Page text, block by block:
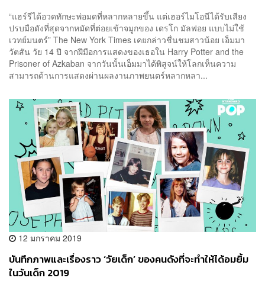
“แฮร์รีได้อวดทักษะพ่อมดที่หลากหลายขึ้น แต่เฮอร์ไมโอนีได้รับเสียง
ปรบมือดังที่สุดจากหมัดที่ต่อยเข้าจมูกของ เดรโก มัลฟอย แบบไม่ใช้
เวทย์มนตร์” The New York Times เคยกล่าวชื่นชมสาวน้อย เอ็มมา
วัตสัน วัย 14 ปี จากฝีมือการแสดงของเธอใน Harry Potter and the
Prisoner of Azkaban จากวันนั้นเอ็มมาได้พิสูจน์ให้โลกเห็นความ
สามารถด้านการแสดงผ่านผลงานภาพยนตร์หลากหลา...
12 มกราคม 2019
บันทึกภาพและเรื่องราว ‘วัยเด็ก’ ของคนดังที่จะทำให้ได้อมยิ้ม
ในวันเด็ก 2019